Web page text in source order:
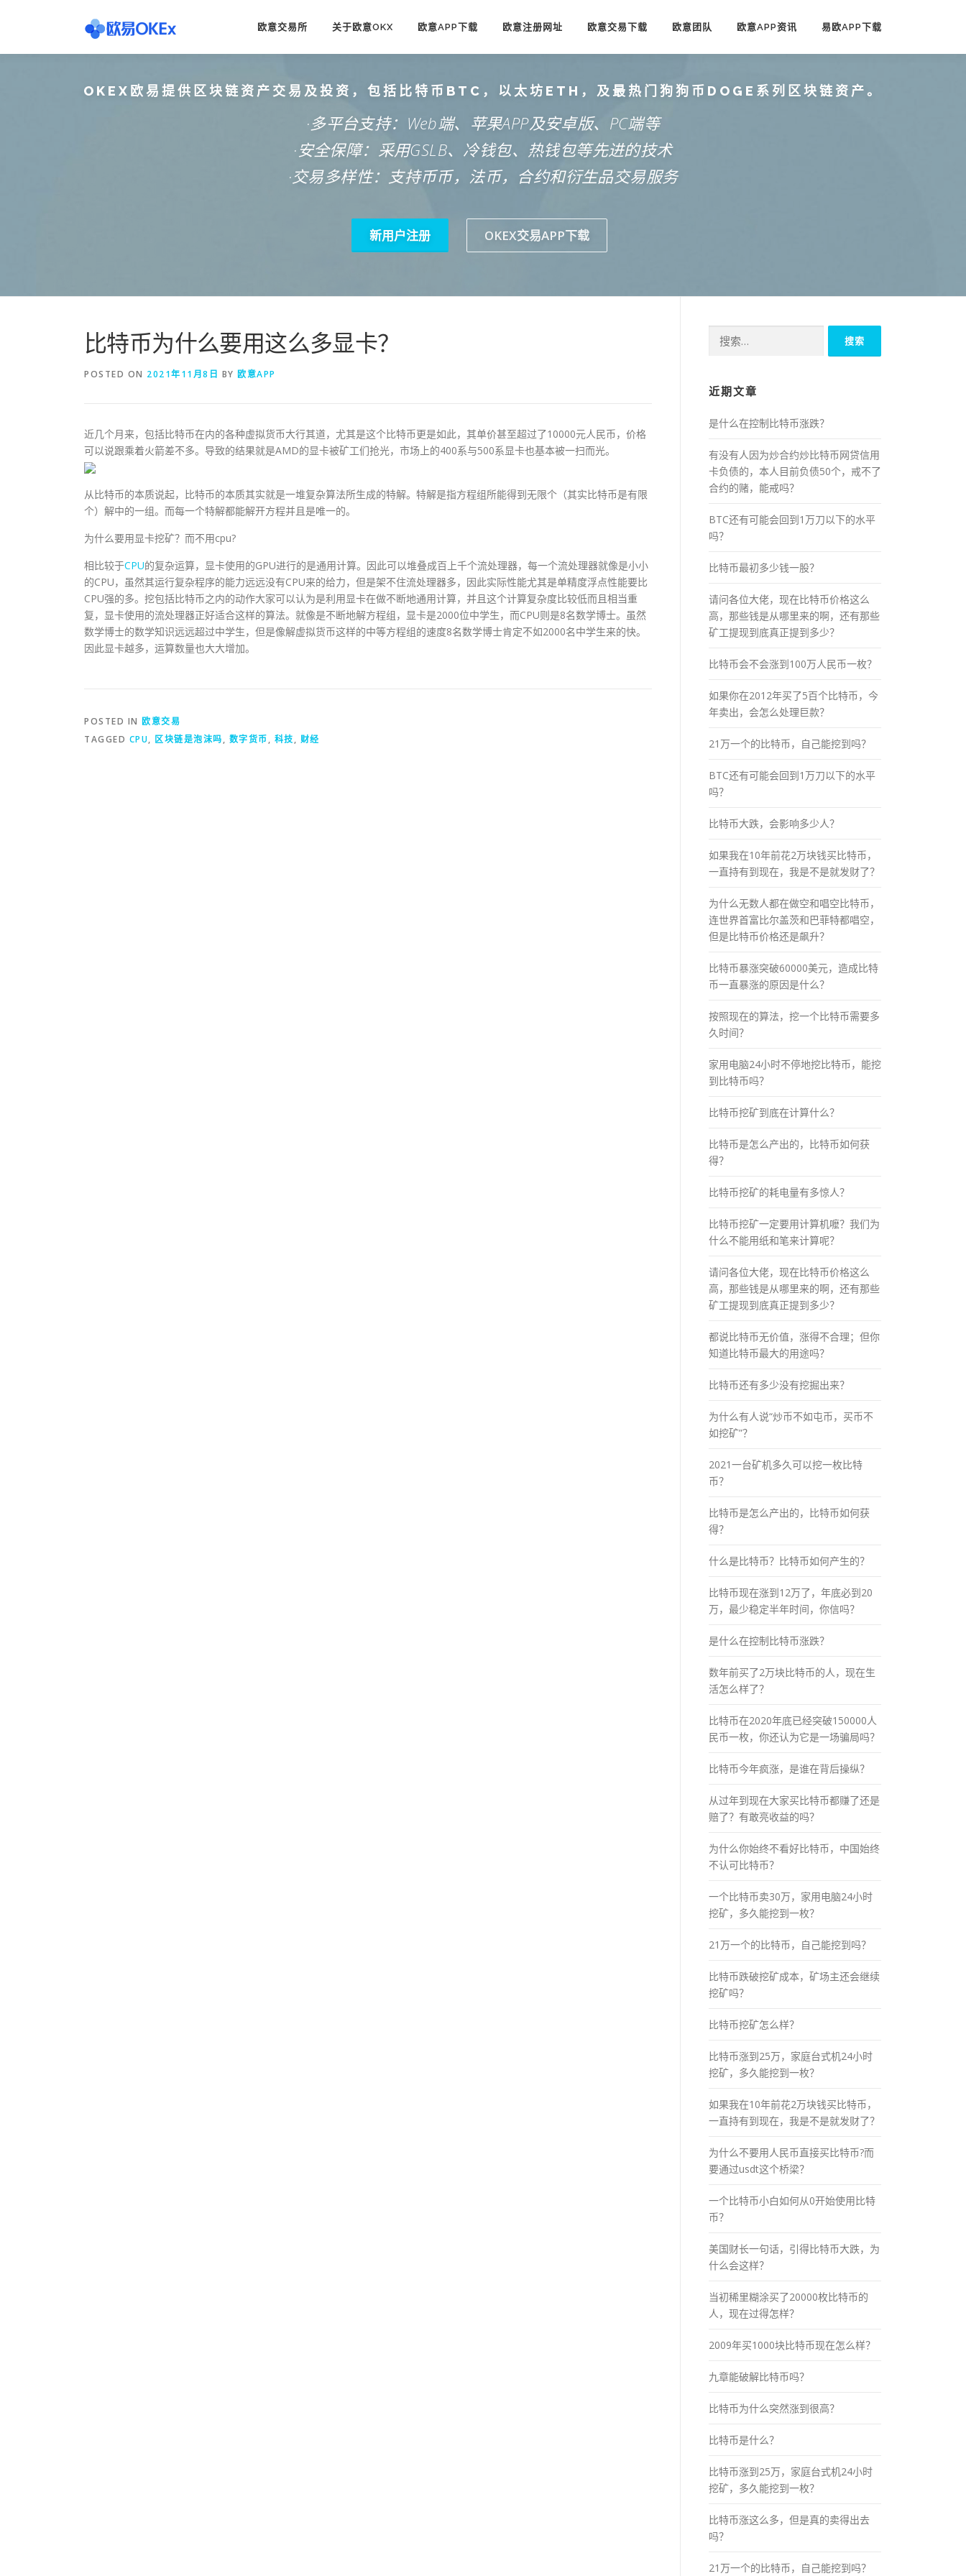
欧意交易所 关于欧意OKX 欧意APP下载 欧意注册网址 欧意交易下载 欧意团队 欧意APP资讯 易欧APP下载
OKEX欧易提供区块链资产交易及投资，包括比特币BTC，以太坊ETH，及最热门狗狗币DOGE系列区块链资产。
·多平台支持：Web端、苹果APP及安卓版、PC端等
·安全保障：采用GSLB、冷钱包、热钱包等先进的技术
·交易多样性：支持币币，法币，合约和衍生品交易服务
新用户注册 OKEX交易APP下载
比特币为什么要用这么多显卡？
POSTED ON 2021年11月8日 BY 欧意APP
近几个月来，包括比特币在内的各种虚拟货币大行其道，尤其是这个比特币更是如此，其单价甚至超过了10000元人民币，价格
可以说跟乘着火箭差不多。导致的结果就是AMD的显卡被矿工们抢光，市场上的400系与500系显卡也基本被一扫而光。
从比特币的本质说起，比特币的本质其实就是一堆复杂算法所生成的特解。特解是指方程组所能得到无限个（其实比特币是有限
个）解中的一组。而每一个特解都能解开方程并且是唯一的。
为什么要用显卡挖矿？而不用cpu?
相比较于CPU的复杂运算，显卡使用的GPU进行的是通用计算。因此可以堆叠成百上千个流处理器，每一个流处理器就像是小小
的CPU，虽然其运行复杂程序的能力远远没有CPU来的给力，但是架不住流处理器多，因此实际性能尤其是单精度浮点性能要比
CPU强的多。挖包括比特币之内的动作大家可以认为是利用显卡在做不断地通用计算，并且这个计算复杂度比较低而且相当重
复，显卡使用的流处理器正好适合这样的算法。就像是不断地解方程组，显卡是2000位中学生，而CPU则是8名数学博士。虽然
数学博士的数学知识远远超过中学生，但是像解虚拟货币这样的中等方程组的速度8名数学博士肯定不如2000名中学生来的快。
因此显卡越多，运算数量也大大增加。
POSTED IN 欧意交易
TAGGED CPU, 区块链是泡沫吗, 数字货币, 科技, 财经
索：
近期文章
是什么在控制比特币涨跌？
有没有人因为炒合约炒比特币网贷信用
卡负债的，本人目前负债50个，戒不了
合约的赌，能戒吗？
BTC还有可能会回到1万刀以下的水平
吗？
比特币最初多少钱一股？
请问各位大佬，现在比特币价格这么
高，那些钱是从哪里来的啊，还有那些
矿工提现到底真正提到多少？
比特币会不会涨到100万人民币一枚？
如果你在2012年买了5百个比特币，今
年卖出，会怎么处理巨款？
21万一个的比特币，自己能挖到吗？
BTC还有可能会回到1万刀以下的水平
吗？
比特币大跌，会影响多少人？
如果我在10年前花2万块钱买比特币，
一直持有到现在，我是不是就发财了？
为什么无数人都在做空和唱空比特币，
连世界首富比尔盖茨和巴菲特都唱空，
但是比特币价格还是飙升？
比特币暴涨突破60000美元，造成比特
币一直暴涨的原因是什么？
按照现在的算法，挖一个比特币需要多
久时间？
家用电脑24小时不停地挖比特币，能挖
到比特币吗？
比特币挖矿到底在计算什么？
比特币是怎么产出的，比特币如何获
得？
比特币挖矿的耗电量有多惊人？
比特币挖矿一定要用计算机嚒？我们为
什么不能用纸和笔来计算呢？
请问各位大佬，现在比特币价格这么
高，那些钱是从哪里来的啊，还有那些
矿工提现到底真正提到多少？
都说比特币无价值，涨得不合理；但你
知道比特币最大的用途吗？
比特币还有多少没有挖掘出来？
为什么有人说“炒币不如屯币，买币不
如挖矿”？
2021一台矿机多久可以挖一枚比特
币？
比特币是怎么产出的，比特币如何获
得？
什么是比特币？比特币如何产生的？
比特币现在涨到12万了，年底必到20
万，最少稳定半年时间，你信吗？
是什么在控制比特币涨跌？
数年前买了2万块比特币的人，现在生
活怎么样了？
比特币在2020年底已经突破150000人
民币一枚，你还认为它是一场骗局吗？
比特币今年疯涨，是谁在背后操纵？
从过年到现在大家买比特币都赚了还是
赔了？有敢亮收益的吗？
为什么你始终不看好比特币，中国始终
不认可比特币？
一个比特币卖30万，家用电脑24小时
挖矿，多久能挖到一枚？
21万一个的比特币，自己能挖到吗？
比特币跌破挖矿成本，矿场主还会继续
挖矿吗？
比特币挖矿怎么样？
比特币涨到25万，家庭台式机24小时
挖矿，多久能挖到一枚？
如果我在10年前花2万块钱买比特币，
一直持有到现在，我是不是就发财了？
为什么不要用人民币直接买比特币?而
要通过usdt这个桥梁？
一个比特币小白如何从0开始使用比特
币？
美国财长一句话，引得比特币大跌，为
什么会这样？
当初稀里糊涂买了20000枚比特币的
人，现在过得怎样？
2009年买1000块比特币现在怎么样？
九章能破解比特币吗？
比特币为什么突然涨到很高？
比特币是什么？
比特币涨到25万，家庭台式机24小时
挖矿，多久能挖到一枚？
比特币涨这么多，但是真的卖得出去
吗？
21万一个的比特币，自己能挖到吗？